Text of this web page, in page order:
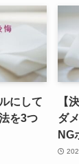
にして
を3つ
【
ダ
NG